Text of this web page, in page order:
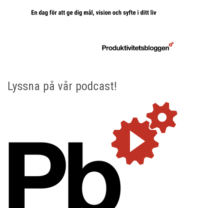
Lyssna på vår podcast!